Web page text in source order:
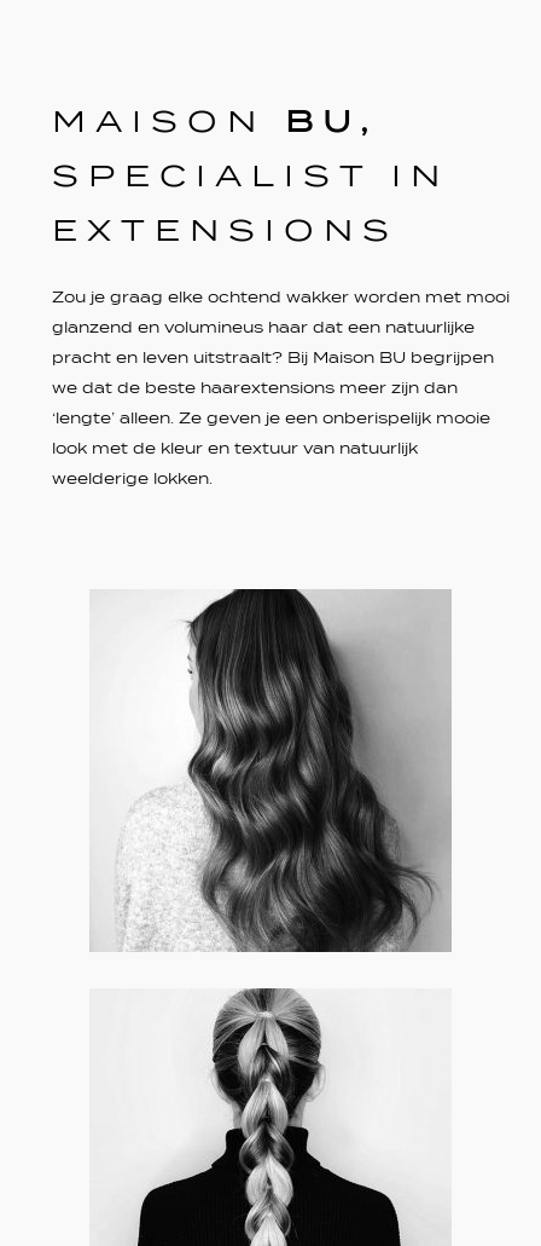
MAISON BU,
SPECIALIST IN
EXTENSIONS
Zou je graag elke ochtend wakker worden met mooi
glanzend en volumineus haar dat een natuurlijke
pracht en leven uitstraalt? Bij Maison BU begrijpen
we dat de beste haarextensions meer zijn dan
‘lengte’ alleen. Ze geven je een onberispelijk mooie
look met de kleur en textuur van natuurlijk
weelderige lokken.